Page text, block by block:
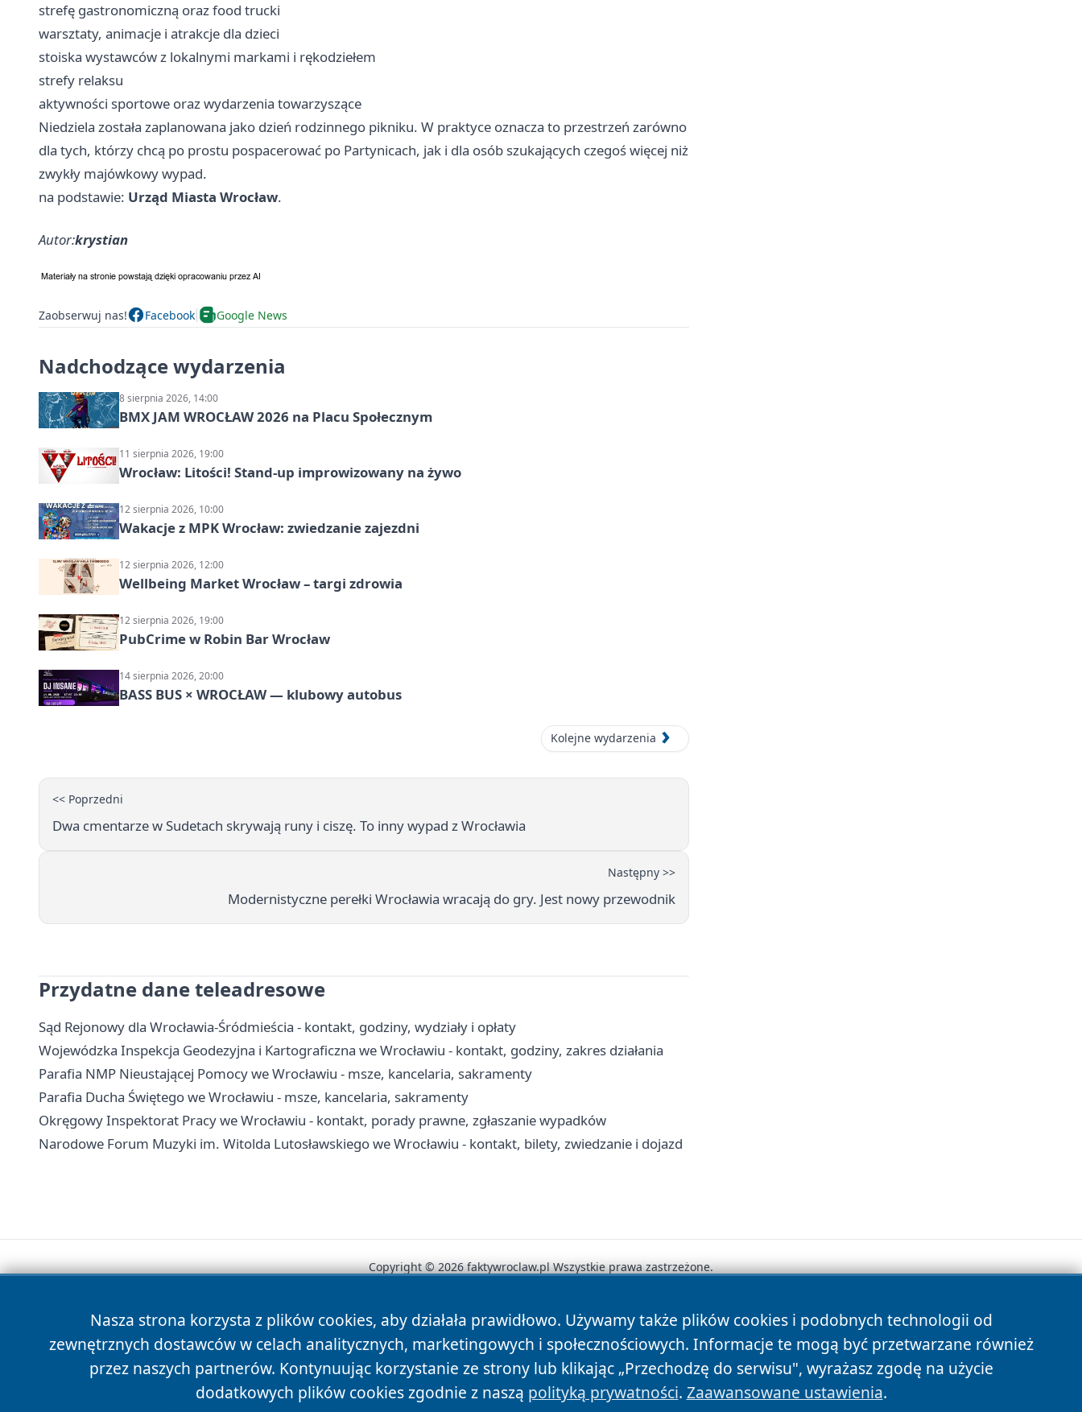
strefę gastronomiczną oraz food trucki
warsztaty, animacje i atrakcje dla dzieci
stoiska wystawców z lokalnymi markami i rękodziełem
strefy relaksu
aktywności sportowe oraz wydarzenia towarzyszące
Niedziela została zaplanowana jako dzień rodzinnego pikniku. W praktyce oznacza to przestrzeń zarówno
dla tych, którzy chcą po prostu pospacerować po Partynicach, jak i dla osób szukających czegoś więcej niż
zwykły majówkowy wypad.
na podstawie: Urząd Miasta Wrocław.
Autor:krystian
Zaobserwuj nas! Facebook Google News
Nadchodzące wydarzenia
8 sierpnia 2026, 14:00
BMX JAM WROCŁAW 2026 na Placu Społecznym
11 sierpnia 2026, 19:00
Wrocław: Litości! Stand-up improwizowany na żywo
12 sierpnia 2026, 10:00
Wakacje z MPK Wrocław: zwiedzanie zajezdni
12 sierpnia 2026, 12:00
Wellbeing Market Wrocław – targi zdrowia
12 sierpnia 2026, 19:00
PubCrime w Robin Bar Wrocław
14 sierpnia 2026, 20:00
BASS BUS × WROCŁAW — klubowy autobus
Kolejne wydarzenia
<< Poprzedni
Dwa cmentarze w Sudetach skrywają runy i ciszę. To inny wypad z Wrocławia
Następny >>
Modernistyczne perełki Wrocławia wracają do gry. Jest nowy przewodnik
Przydatne dane teleadresowe
Sąd Rejonowy dla Wrocławia-Śródmieścia - kontakt, godziny, wydziały i opłaty
Wojewódzka Inspekcja Geodezyjna i Kartograficzna we Wrocławiu - kontakt, godziny, zakres działania
Parafia NMP Nieustającej Pomocy we Wrocławiu - msze, kancelaria, sakramenty
Parafia Ducha Świętego we Wrocławiu - msze, kancelaria, sakramenty
Okręgowy Inspektorat Pracy we Wrocławiu - kontakt, porady prawne, zgłaszanie wypadków
Narodowe Forum Muzyki im. Witolda Lutosławskiego we Wrocławiu - kontakt, bilety, zwiedzanie i dojazd
Nasza strona korzysta z plików cookies, aby działała prawidłowo. Używamy także plików cookies i podobnych technologii od
zewnętrznych dostawców w celach analitycznych, marketingowych i społecznościowych. Informacje te mogą być przetwarzane również
przez naszych partnerów. Kontynuując korzystanie ze strony lub klikając „Przechodzę do serwisu", wyrażasz zgodę na użycie
dodatkowych plików cookies zgodnie z naszą polityką prywatności. Zaawansowane ustawienia.
Copyright © 2026 faktywroclaw.pl Wszystkie prawa zastrzeżone.
News Autorzy Polityka Prywatności Polityka Cookies